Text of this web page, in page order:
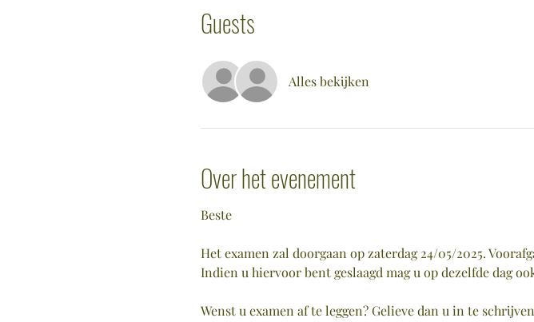
Guests
Alles bekijken
Over het evenement
Beste
Het examen zal doorgaan op zaterdag 24/05/2025.
Indien u hiervoor bent geslaagd mag u op dezelfde dag
Wenst u examen af te leggen? Gelieve dan u in te